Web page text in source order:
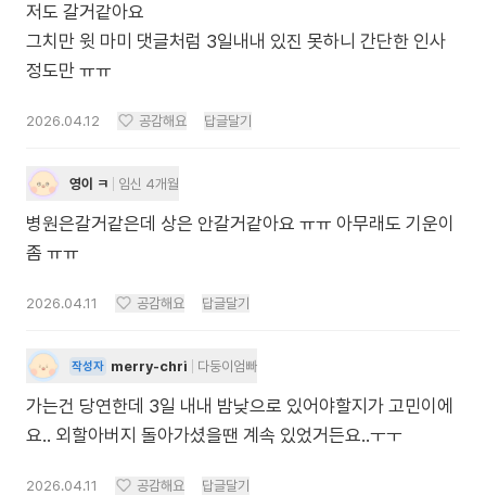
저도 갈거같아요
그치만 윗 마미 댓글처럼 3일내내 있진 못하니 간단한 인사
정도만 ㅠㅠ
2026.04.12 공감해요 답글달기
영이 ㅋ 임신 4개월
병원은갈거같은데 상은 안갈거같아요 ㅠㅠ 아무래도 기운이
좀 ㅠㅠ
2026.04.11 공감해요 답글달기
작성자 merry-chri 다둥이엄빠
가는건 당연한데 3일 내내 밤낮으로 있어야할지가 고민이에
요.. 외할아버지 돌아가셨을땐 계속 있었거든요..ㅜㅜ
2026.04.11 공감해요 답글달기